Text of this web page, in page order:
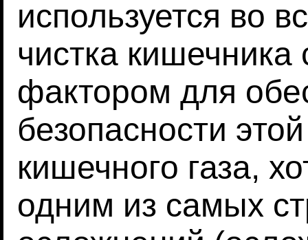
используется во
чистка
фактором для
безопасности
кишечного газа,
одним из самых